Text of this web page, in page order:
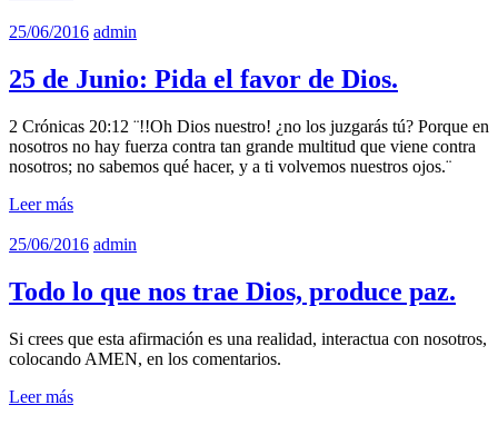
25/06/2016 admin
25 de Junio: Pida el favor de Dios.
2 Crónicas 20:12 ¨!!Oh Dios nuestro! ¿no los juzgarás tú? Porque en
nosotros no hay fuerza contra tan grande multitud que viene contra
nosotros; no sabemos qué hacer, y a ti volvemos nuestros ojos.¨
Leer más
25/06/2016 admin
Todo lo que nos trae Dios, produce paz.
Si crees que esta afirmación es una realidad, interactua con nosotros,
colocando AMEN, en los comentarios.
Leer más